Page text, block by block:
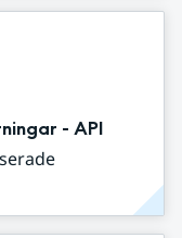
- API